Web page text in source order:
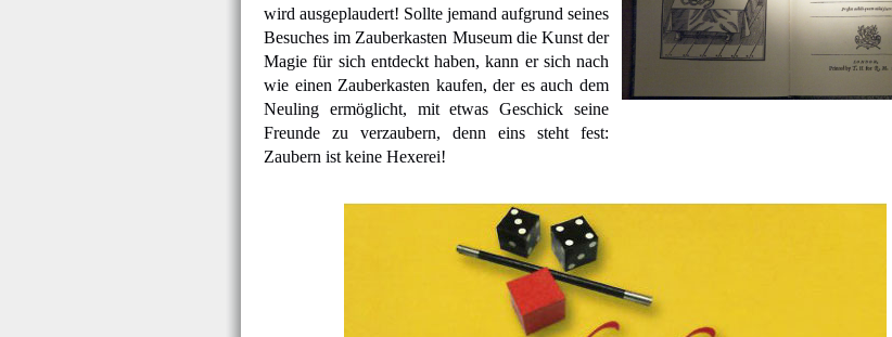
wird ausgeplaudert! Sollte jemand aufgrund seines
Besuches im Zauberkasten Museum die Kunst der
Magie für sich entdeckt haben, kann er sich nach
wie einen Zauberkasten kaufen, der es auch dem
Neuling ermöglicht, mit etwas Geschick seine
Freunde zu verzaubern, denn eins steht fest:
Zaubern ist keine Hexerei!